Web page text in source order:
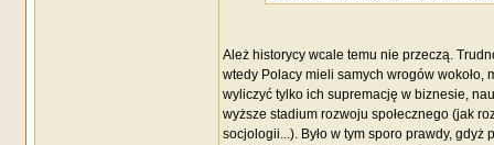
Ależ historycy wcale temu nie przeczą.
wtedy Polacy mieli samych wrogów wokoło,
wyliczyć tylko ich supremację w biznesie,
wyższe stadium rozwoju społecznego (jak
socjologii...). Było w tym sporo prawdy,